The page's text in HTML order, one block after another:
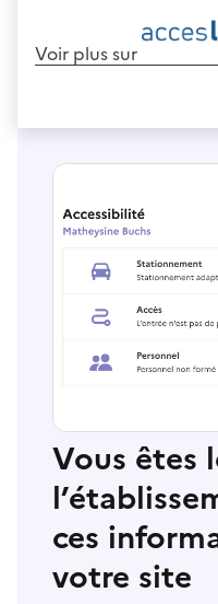
Voir plus sur
Vous êtes
ces
votre site